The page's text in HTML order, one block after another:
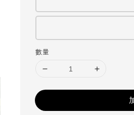
數量